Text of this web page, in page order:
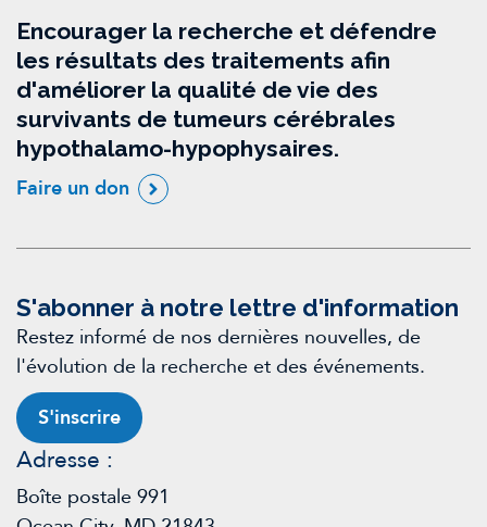
Encourager la recherche et défendre
les résultats des traitements afin
d'améliorer la qualité de vie des
survivants de tumeurs cérébrales
hypothalamo-hypophysaires.
Faire un don
S'abonner à notre lettre d'information
Restez informé de nos dernières nouvelles, de
l'évolution de la recherche et des événements.
S'inscrire
Adresse :
Boîte postale 991